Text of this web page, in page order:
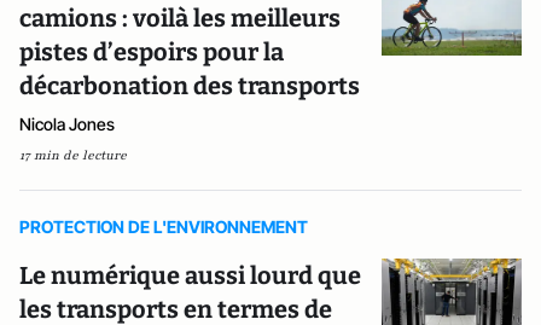
camions : voilà les meilleurs
pistes d’espoirs pour la
décarbonation des transports
Nicola Jones
17 min de lecture
PROTECTION DE L'ENVIRONNEMENT
Le numérique aussi lourd que
les transports en termes de